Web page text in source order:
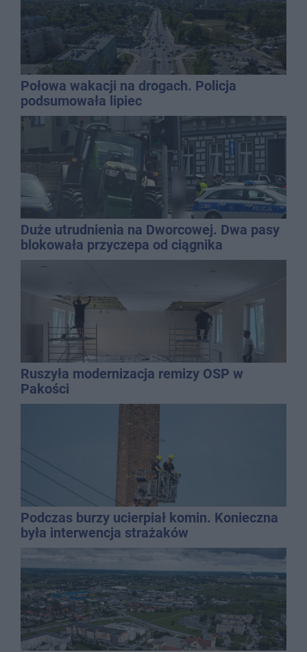
Połowa wakacji na drogach. Policja
podsumowała lipiec
Duże utrudnienia na Dworcowej. Dwa pasy
blokowała przyczepa od ciągnika
Ruszyła modernizacja remizy OSP w
Pakości
Podczas burzy ucierpiał komin. Konieczna
była interwencja strażaków